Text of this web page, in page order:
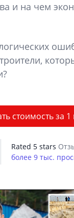
и на чем
стоимость за
Rated 5 stars
более 9 тыс.